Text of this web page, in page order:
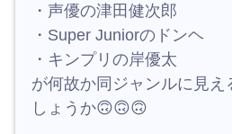
・声優の津田健次郎
・Super Juniorのドンヘ
・キンプリの岸優太
が何故か同ジャンルに見
しょうか🙃🙃🙃